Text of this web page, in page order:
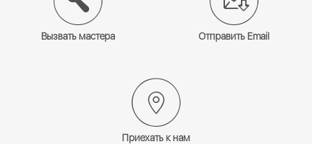
Вызвать мастера Отправить Email
Приехать к нам